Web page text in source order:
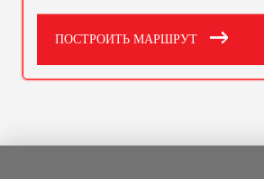
ПОСТРОИТЬ МАРШРУТ